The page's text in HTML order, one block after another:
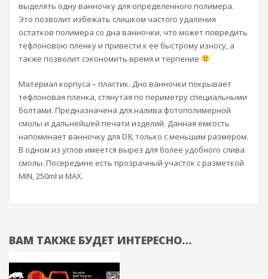
выделять одну ванночку для определенного полимера.
Это позволит избежать слишком частого удаления
остатков полимера со дна ванночки, что может повредить
тефлоновою пленку и привести к ее быстрому износу, а
также позволит сэкономить время и терпение
Материал корпуса – пластик. Дно ванночки покрывает
тефлоновая пленка, стянутая по периметру специальными
болтами. Предназначена для налива фотополимерной
смолы и дальнейшей печати изделий. Данная емкость
напоминает ванночку для D8, только с меньшим размером.
В одном из углов имеется вырез для более удобного слива
смолы. Посередине есть прозрачный участок с разметкой
MIN, 250ml и MAX.
ВАМ ТАКЖЕ БУДЕТ ИНТЕРЕСНО…